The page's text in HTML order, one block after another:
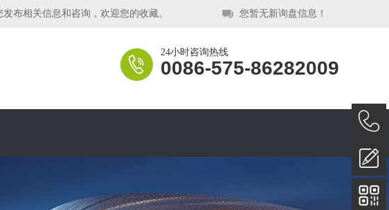
您暂无新询盘信息！
布相关信息和咨询，欢迎您的收藏。
24小时咨询热线
0086-575-86282009